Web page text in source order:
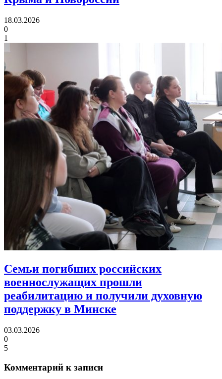
18.03.2026
0
1
Семьи погибших российских
военнослужащих прошли
реабилитацию и получили духовную
поддержку в Минске
03.03.2026
0
5
Комментарий к записи